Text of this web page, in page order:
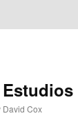
David Cox